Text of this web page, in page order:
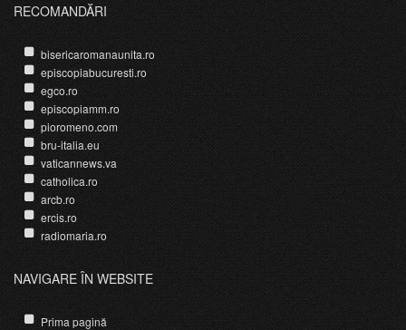
RECOMANDĂRI
bisericaromanaunita.ro
episcopiabucuresti.ro
egco.ro
episcopiamm.ro
pioromeno.com
bru-italia.eu
vaticannews.va
catholica.ro
arcb.ro
ercis.ro
radiomaria.ro
NAVIGARE ÎN WEBSITE
Prima pagină